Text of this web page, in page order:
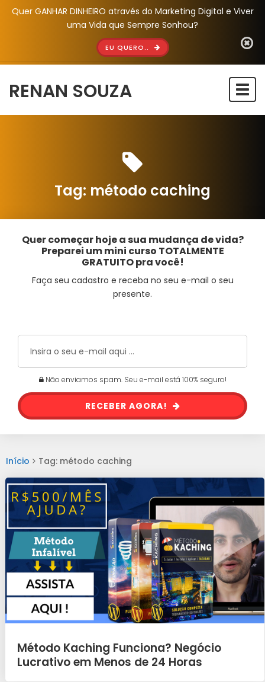
Quer GANHAR DINHEIRO através do Marketing Digital e Viver
uma Vida que Sempre Sonhou?
EU QUERO..
RENAN SOUZA
Tag: método caching
Quer começar hoje a sua mudança de vida?
Preparei um mini curso TOTALMENTE
GRATUITO pra você!
Faça seu cadastro e receba no seu e-mail o seu
presente.
Não enviamos spam. Seu e-mail está 100% seguro!
RECEBER AGORA!
Início Tag: método caching
Método Kaching Funciona? Negócio
Lucrativo em Menos de 24 Horas